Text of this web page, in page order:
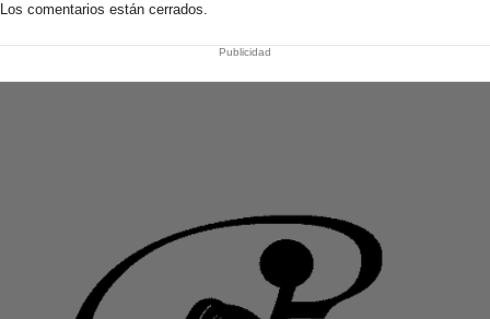
Los comentarios están cerrados.
Publicidad